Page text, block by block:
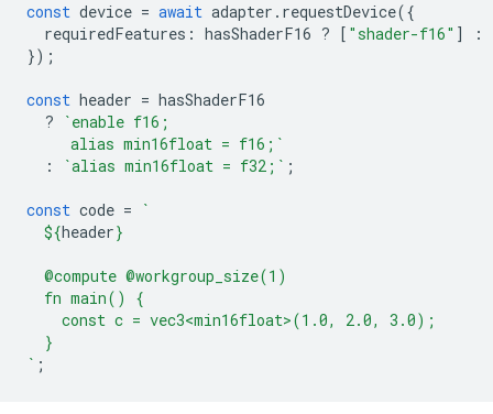
const device = await adapter . requestDevice({
requiredFeatures : hasShaderF16 ? [ "shader-f16" ] :
});
const header = hasShaderF16
?
`enable f16;
     alias min16float = f16;`
:
`alias min16float = f32;` ;
const code =
`
${header}
  @compute @workgroup_size(1)
  fn main() {
    const c = vec3<min16float>(1.0, 2.0, 3.0);
  }
` ;